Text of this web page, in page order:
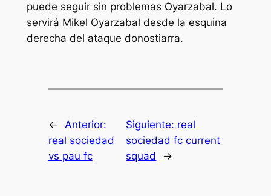
puede seguir sin problemas Oyarzabal. Lo
servirá Mikel Oyarzabal desde la esquina
derecha del ataque donostiarra.
← Anterior:
real sociedad
vs pau fc
Siguiente: real
sociedad fc current
squad
→